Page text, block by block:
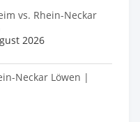
vs. Rhein-Neckar
2026
Neckar Löwen |